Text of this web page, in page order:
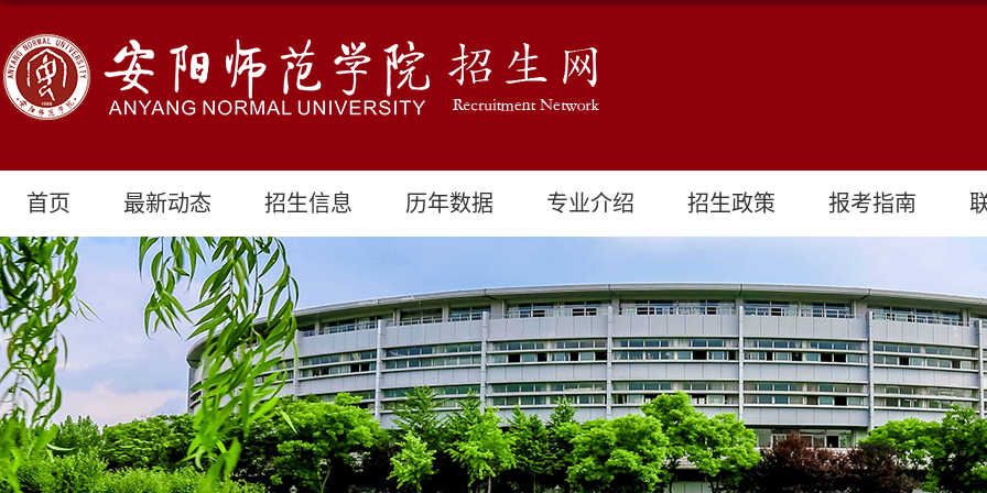
首页 最新动态 招生信息 历年数据 专业介绍 招生政策 报考指南